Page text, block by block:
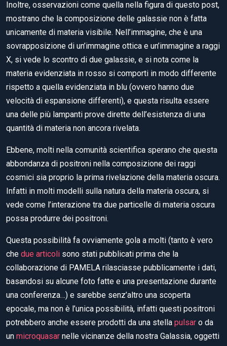
Inoltre, osservazioni come quella nella figura di questo post,
mostrano che la composizione delle galassie non è fatta
unicamente di materia visibile. Nell’immagine, che è una
sovrapposizione di un’immagine ottica e un’immagine a raggi
X, si vede lo scontro di due galassie, e si nota come la
materia evidenziata in rosso si comporti in modo differente
rispetto a quella evidenziata in blu (ovvero hanno due
velocità di espansione differenti), e questa risulta essere
una delle più lampanti prove dirette dell’esistenza di una
quantità di materia non ancora rivelata.
Ebbene, molti nella comunità scientifica sperano che questa
abbondanza di positroni nella composizione dei raggi
cosmici sia proprio la prima rivelazione della materia oscura.
Infatti in molti modelli sulla natura della materia oscura, si
vede come l’interazione tra due particelle di materia oscura
possa produrre dei positroni.
Questa possibilità fa ovviamente gola a molti (tanto è vero
che due articoli sono stati pubblicati prima che la
collaborazione di PAMELA rilasciasse pubblicamente i dati,
basandosi su alcune foto fatte e una presentazione durante
una conferenza…) e sarebbe senz’altro una scoperta
epocale, ma non è l’unica possibilità, infatti questi positroni
potrebbero anche essere prodotti da una stella pulsar o da
un microquasar nelle vicinanze della nostra Galassia, oggetti